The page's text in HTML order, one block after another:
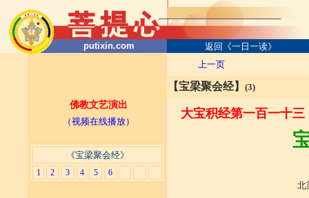
putixin.com
返回《一日一读》
上一页
【宝梁聚会经】 (3)
佛教文艺演出
（视频在线播放）
大宝积经第一百一十三
北
《宝梁聚会经》
1 2 3 4 5 6